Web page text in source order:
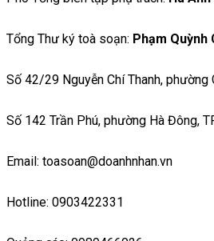
Tổng Thư ký toà soạn: Phạm Quỳnh
Số 42/29 Nguyễn Chí Thanh, phường
Số 142 Trần Phú, phường Hà Đông,
Email: toasoan@doanhnhan.vn
Hotline: 0903422331